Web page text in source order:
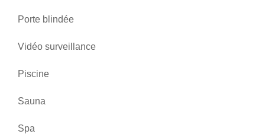
Porte blindée
Vidéo surveillance
Piscine
Sauna
Spa